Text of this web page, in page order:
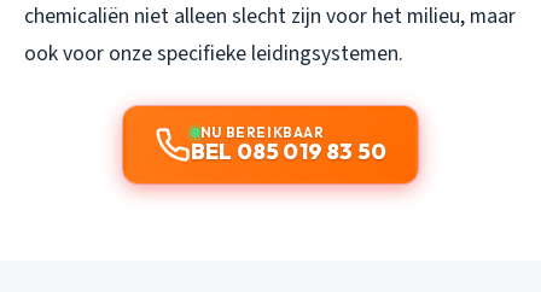
chemicaliën niet alleen slecht zijn voor het milieu, maar
ook voor onze specifieke leidingsystemen.
NU BEREIKBAAR
BEL 085 019 83 50